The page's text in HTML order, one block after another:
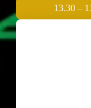
13.30 –